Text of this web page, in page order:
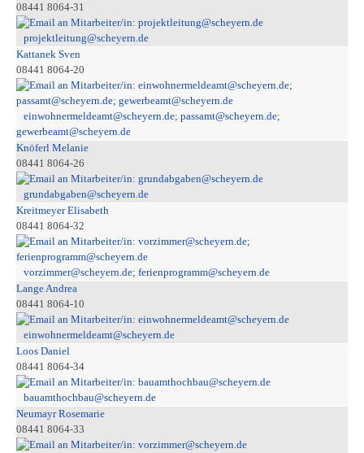
08441 8064-31
projektleitung@scheyern.de
Kattanek Sven
08441 8064-20
einwohnermeldeamt@scheyern.de; passamt@scheyern.de;
gewerbeamt@scheyern.de
Knöferl Melanie
08441 8064-26
grundabgaben@scheyern.de
Kreitmeyer Elisabeth
08441 8064-32
vorzimmer@scheyern.de; ferienprogramm@scheyern.de
Lange Andrea
08441 8064-10
einwohnermeldeamt@scheyern.de
Loos Daniel
08441 8064-34
bauamthochbau@scheyern.de
Neumayr Rosemarie
08441 8064-33